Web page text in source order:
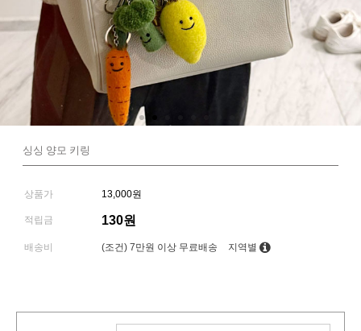
싱싱 양모 키링
상품가 13,000원
적립금 130원
배송비 (조건) 7만원 이상 무료배송 지역별